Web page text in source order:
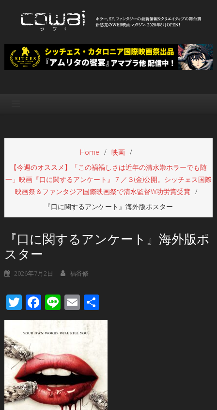
WEB映画マガジン「cowai コ
ワイ」
Home
映画
【今週のオススメ】「この禍禍しさは近年の清水崇ホラーでも随
一」映画『口に関するアンケート』７／３(金)公開。シッチェス国際
映画祭＆ファンタジア国際映画祭で清水監督W功労賞受賞
『口に関するアンケート』海外版ポスター
『口に関するアンケート』海外版ポ
スター
2026年7月2日 福谷修
Twitter
Facebook
LineEmail
有